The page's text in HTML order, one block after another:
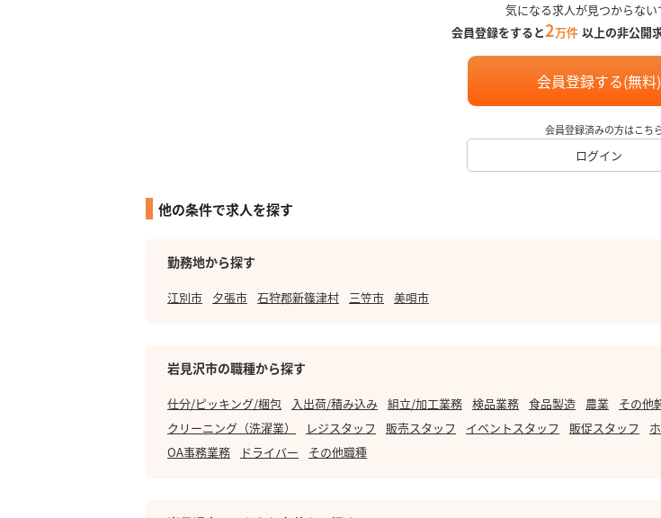
気になる求人が見つからない
会員登録をすると2万件 以上の非公開
会員登録する(無料)
会員登録済みの方はこち
ログイン
他の条件で求人を探す
勤務地から探す
江別市 夕張市 石狩郡新篠津村 三笠市 美唄市
岩見沢市の職種から探す
仕分/ピッキング/梱包 入出荷/積み込み 組立/加工業務 検品業務 食品製造 農業 その他
クリーニング（洗濯業）
レジスタッフ 販売スタッフ イベントスタッフ 販促スタッフ
OA事務業務
ドライバー その他職種